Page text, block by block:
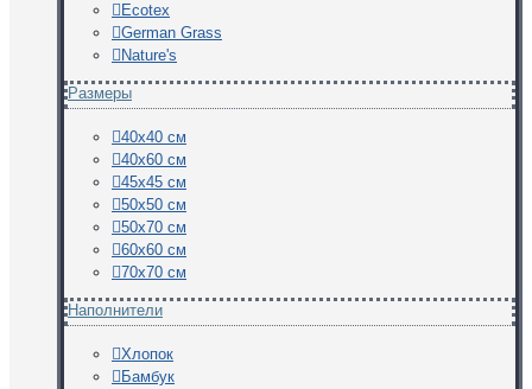
Ecotex
German Grass
Nature's
Размеры
40х40 см
40х60 см
45х45 см
50х50 см
50х70 см
60х60 см
70х70 см
Наполнители
Хлопок
Бамбук